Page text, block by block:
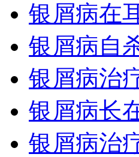
银屑病在
银屑病自
银屑病治
银屑病长
银屑病治